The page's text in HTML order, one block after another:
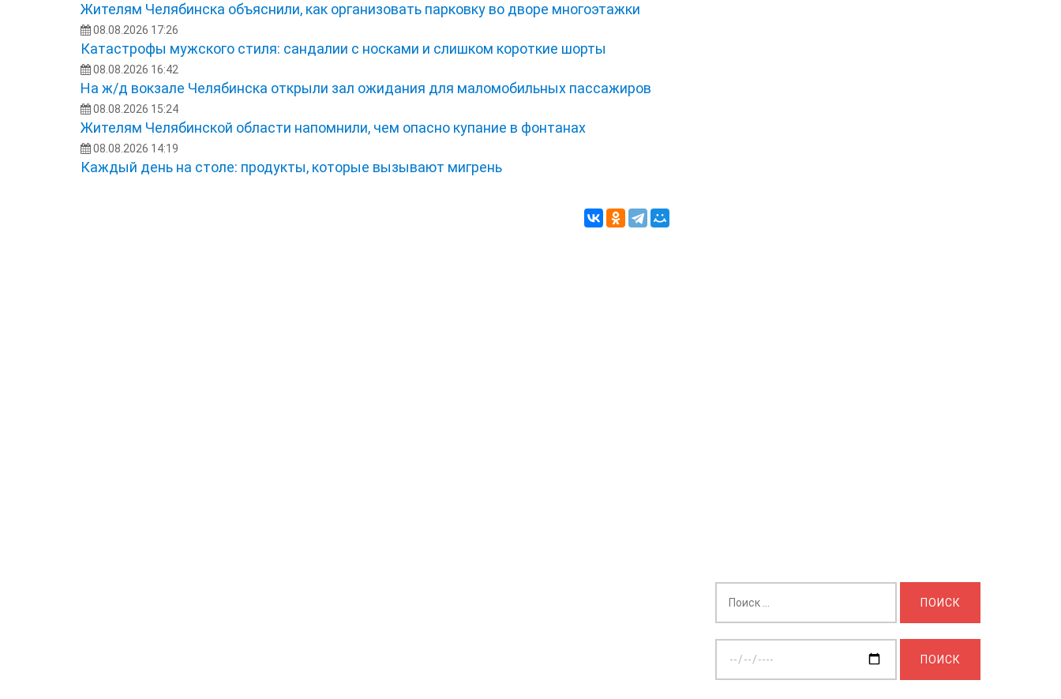
Жителям Челябинска объяснили, как организовать парковку во дворе многоэтажки
08.08.2026 17:26
Катастрофы мужского стиля: сандалии с носками и слишком короткие шорты
08.08.2026 16:42
На ж/д вокзале Челябинска открыли зал ожидания для маломобильных пассажиров
08.08.2026 15:24
Жителям Челябинской области напомнили, чем опасно купание в фонтанах
08.08.2026 14:19
Каждый день на столе: продукты, которые вызывают мигрень
дату: